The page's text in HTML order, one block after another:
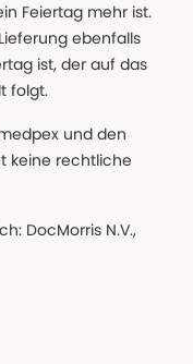
Feiertag mehr ist.
ebenfalls
ist, der auf das
folgt.
und den
keine rechtliche
DocMorris N.V.,